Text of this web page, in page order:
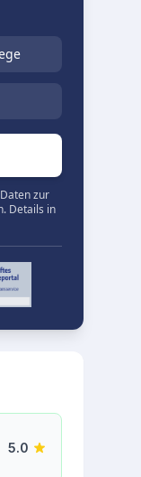
zur
Details in
5.0